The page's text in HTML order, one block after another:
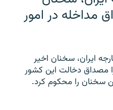
مداخله در امور
ایران، سخنان اخیر
مصداق دخالت این کشور
سخنان را محکوم کرد.